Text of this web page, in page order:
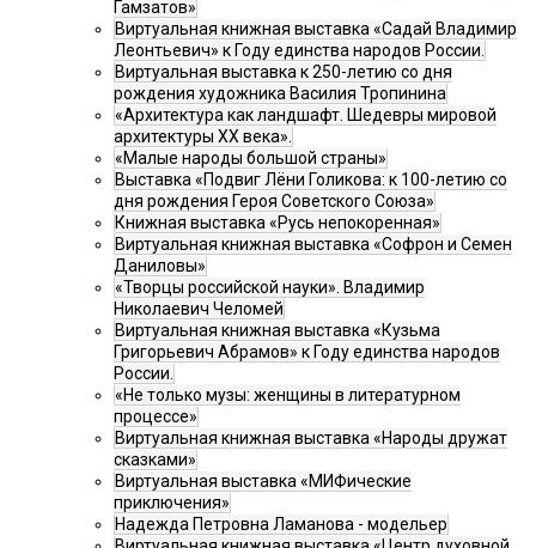
Гамзатов»
Виртуальная книжная выставка «Садай Владимир
Леонтьевич» к Году единства народов России.
Виртуальная выставка к 250-летию со дня
рождения художника Василия Тропинина
«Архитектура как ландшафт. Шедевры мировой
архитектуры XX века».
«Малые народы большой страны»
Выставка «Подвиг Лёни Голикова: к 100-летию со
дня рождения Героя Советского Союза»
Книжная выставка «Русь непокоренная»
Виртуальная книжная выставка «Софрон и Семен
Даниловы»
«Творцы российской науки». Владимир
Николаевич Челомей
Виртуальная книжная выставка «Кузьма
Григорьевич Абрамов» к Году единства народов
России.
«Не только музы: женщины в литературном
процессе»
Виртуальная книжная выставка «Народы дружат
сказками»
Виртуальная выставка «МИФические
приключения»
Надежда Петровна Ламанова - модельер